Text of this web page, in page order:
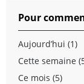
Pour
Aujourd’hui (1)
Cette semaine
Ce mois (5)